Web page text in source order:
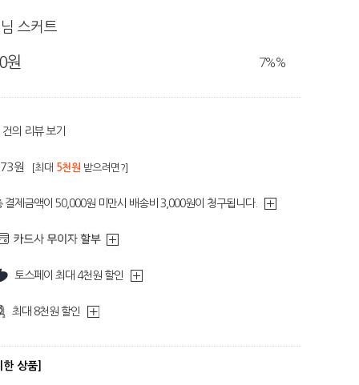
스커트
원 7%%
건의 리뷰 보기
원 [최대 5천원 받으려면?]
결제금액이 50,000원 미만시 배송비 3,000원이 청구됩니다.
토스페이 최대 4천원 할인
최대 8천원 할인
상품]